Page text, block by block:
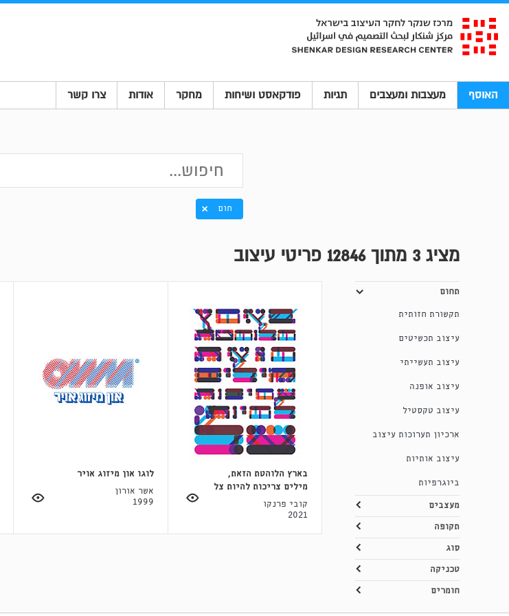
האוסף מעצבות ומעצבים תגיות פודקאסט ושיחות מחקר אודות צרו קשר
חום
מציג 3 מתוך 12846 פריטי עיצוב
תחום
תקשורת חזותית
עיצוב תכשיטים
עיצוב תעשייתי
עיצוב אופנה
עיצוב טקסטיל
ארכיון תערוכות עיצוב
עיצוב אותיות
ביוגרפיות
מעצבים
תקופה
סוג
טכניקה
חומרים
בארץ הלוהטת הזאת,
מילים צריכות להיות צל
קובי פרנקו
2021
לוגו און מיזוג אויר
אשר אורון
1999